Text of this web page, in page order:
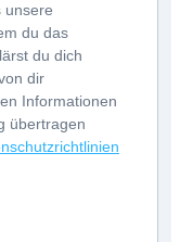
unsere
du das
du dich
dir
Informationen
übertragen